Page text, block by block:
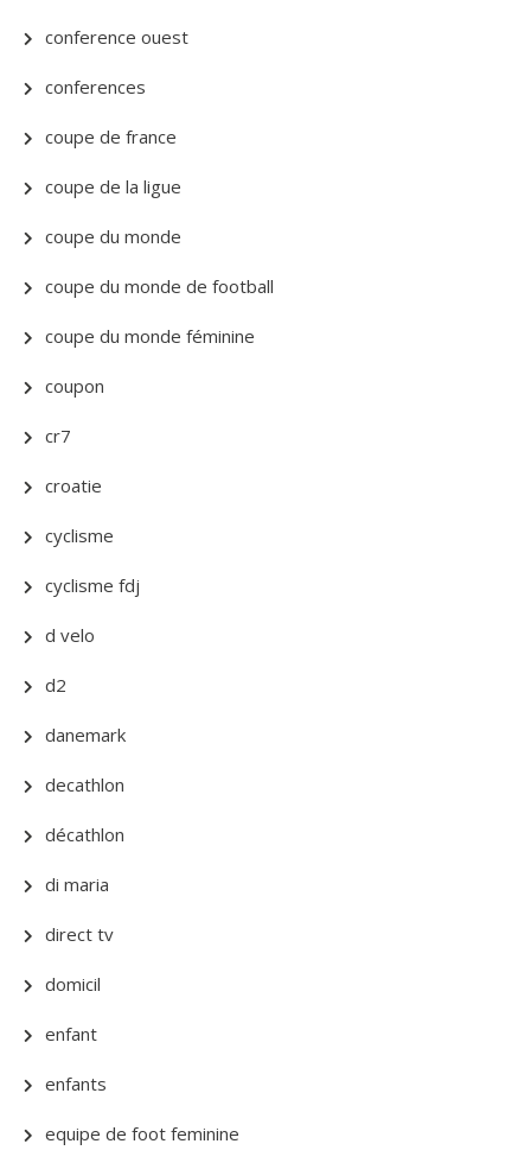
conference ouest
conferences
coupe de france
coupe de la ligue
coupe du monde
coupe du monde de football
coupe du monde féminine
coupon
cr7
croatie
cyclisme
cyclisme fdj
d velo
d2
danemark
decathlon
décathlon
di maria
direct tv
domicil
enfant
enfants
equipe de foot feminine